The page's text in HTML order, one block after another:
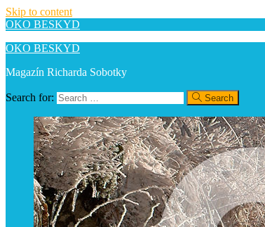
Skip to content
OKO BESKYD
OKO BESKYD
Magazín Richarda Sobotky
Search for: Search